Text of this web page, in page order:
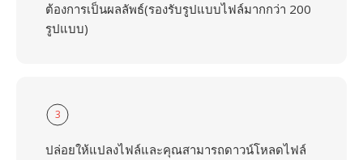
ต้องการเป็นผลลัพธ์(รองรับรูปแบบไฟล์มากกว่า 200
รูปแบบ)
3
ปล่อยให้แปลงไฟล์และคุณสามารถดาวน์โหลดไฟล์